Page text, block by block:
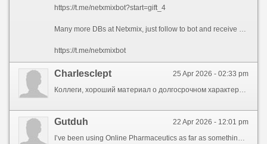
https://t.me/netxmixbot?start=gift_4
Many more DBs at Netxmix, just follow to bot and receive updated DBs each day:
https://t.me/netxmixbot
25 Apr 2026 - 02:33 pm
Charlesclept
Коллеги, хороший материал о долгосрочном характере SEO в 2026 году. Автор разбирает, как изменились алгоритмы поисковых систем (акцент на контекст и поведенческие факторы) и почему старые методы перестали работать. В центре внимания — качественный контент и пользовательский опыт (UX), а не технические уловки. Тем, кто хочет устойчивых позиций, обязательно к прочтению: https://nogmed.ru/ponimanie-dolgosrochnogo-haraktera-seo-v-2026-godu/
22 Apr 2026 - 12:01 pm
Gutduh
I’ve been using Online Pharmaceutics as far as something the erstwhile six months, and I couldn’t be happier with their service. Ordering is super unoppressive — their website is scrub, well-organized, and secure. I institute exactly what I needed within minutes, and the prices are surprisingly affordable compared to my local pharmacy.